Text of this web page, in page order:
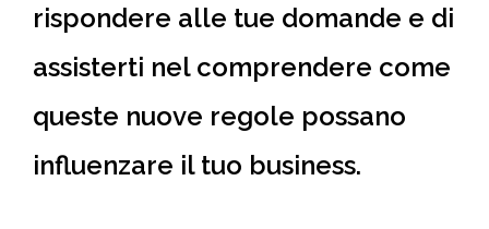
rispondere alle tue domande e di
assisterti nel comprendere come
queste nuove regole possano
influenzare il tuo business.